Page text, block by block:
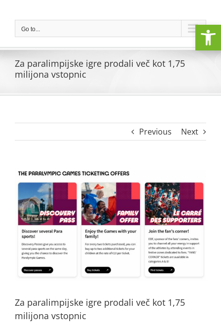
contentGo to...
Za paralimpijske igre prodali več kot 1,75
milijona vstopnic
Previous Next
View
Larger
Image
Za paralimpijske igre prodali več kot 1,75
milijona vstopnic